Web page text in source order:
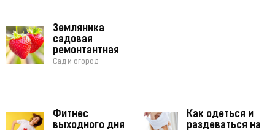
Земляника
садовая
ремонтантная
Сад и огород
Фитнес
выходного дня
Как одеться и
раздеваться на